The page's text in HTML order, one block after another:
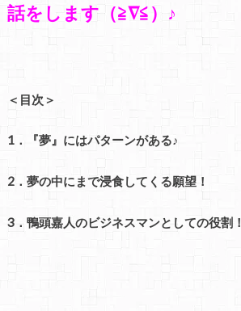
話をします（≧∇≦）♪
＜目次＞
1．『夢』にはパターンがある♪
2．夢の中にまで浸食してくる願望！
3．鴨頭嘉人のビジネスマンとしての役割！